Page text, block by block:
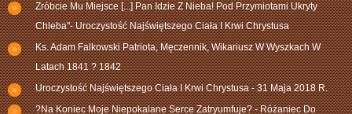
Zróbcie Mu Miejsce [...] Pan Idzie Z Nieba! Pod Przymiotami Ukryty
Chleba"- Uroczystość Najświętszego Ciała I Krwi Chrystusa
Ks. Adam Falkowski Patriota, Męczennik, Wikariusz W Wyszkach W
Latach 1841 ? 1842
Uroczystość Najświętszego Ciała I Krwi Chrystusa - 31 Maja 2018 R.
?Na Koniec Moje Niepokalane Serce Zatryumfuje? - Różaniec Do